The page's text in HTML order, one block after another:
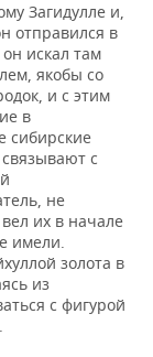
Загидулле и,
отправился в
искал там
якобы со
и с этим
в
сибирские
с
не
их в начале
имели.
золота в
из
с фигурой